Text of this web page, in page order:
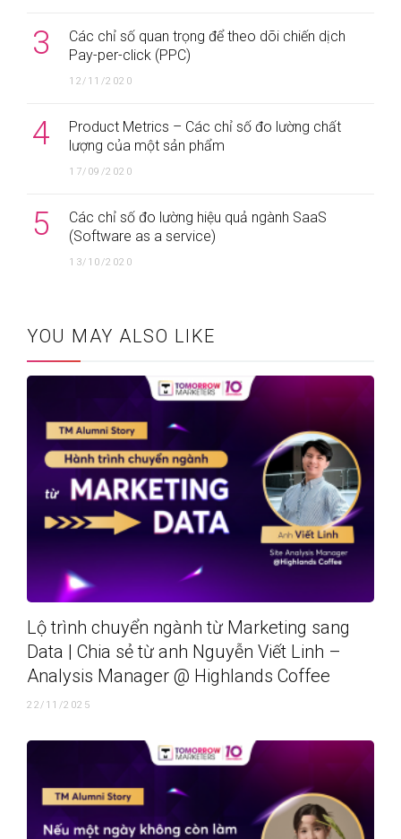
3
Các chỉ số quan trọng để theo dõi chiến dịch
Pay-per-click (PPC)
12/11/2020
4
Product Metrics – Các chỉ số đo lường chất
lượng của một sản phẩm
17/09/2020
5
Các chỉ số đo lường hiệu quả ngành SaaS
(Software as a service)
13/10/2020
YOU MAY ALSO LIKE
Lộ trình chuyển ngành từ Marketing sang
Data | Chia sẻ từ anh Nguyễn Viết Linh –
Analysis Manager @ Highlands Coffee
22/11/2025